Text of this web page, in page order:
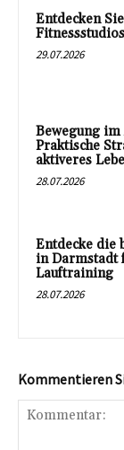
Entdecken
29.07.2026
Bewegung
Praktische
aktiveres
28.07.2026
Entdecke die
in Darmstadt
Lauftraining
28.07.2026
Kommentieren